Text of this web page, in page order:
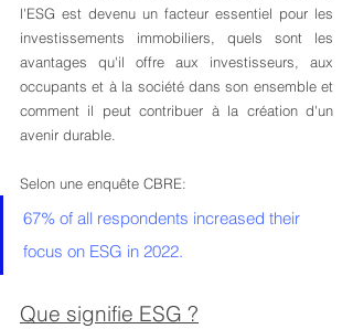
l'ESG est devenu un facteur essentiel pour les
investissements immobiliers, quels sont les
avantages qu'il offre aux investisseurs, aux
occupants et à la société dans son ensemble et
comment il peut contribuer à la création d'un
avenir durable.
Selon une enquête CBRE:
67% of all respondents increased their
focus on ESG in 2022.
Que signifie ESG ?